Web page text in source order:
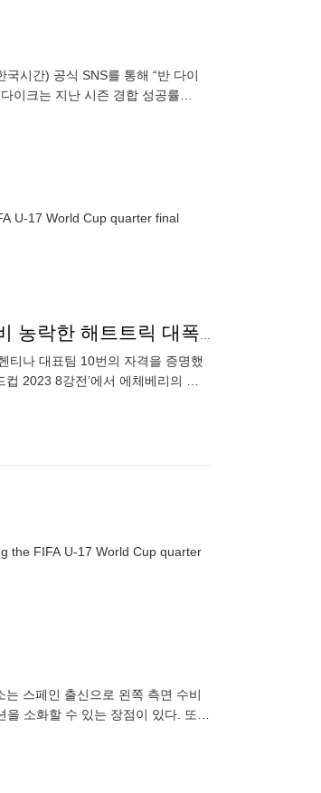
시간) 공식 SNS를 통해 “반 다이
이크는 지난 시즌 경합 성공률
U-17 World Cup quarter final
‘완전 어린 메시네?’ 아르헨 10번 물려받은 에체베리, 브라질 수비 농락한 해트트릭 대폭발...아르헨 U17 월드컵 4강 진출
티나 대표팀 10번의 자격을 증명했
2023 8강전’에서 에체베리의 해
the FIFA U-17 World Cup quarter
는 스페인 출신으로 왼쪽 측면 수비
소화할 수 있는 장점이 있다. 또한